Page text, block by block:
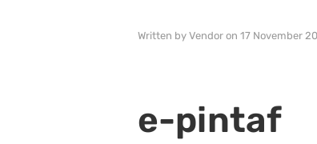
Written by Vendor on 17 November
e-pintaf